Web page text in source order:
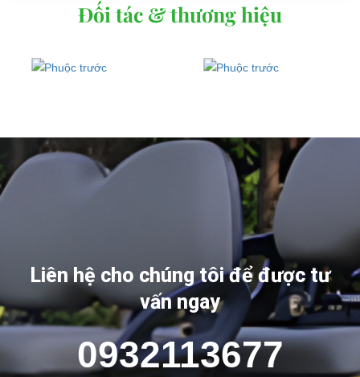
Đối tác & thương hiệu
Liên hệ cho chúng tôi để được tư
vấn ngay
0932113677